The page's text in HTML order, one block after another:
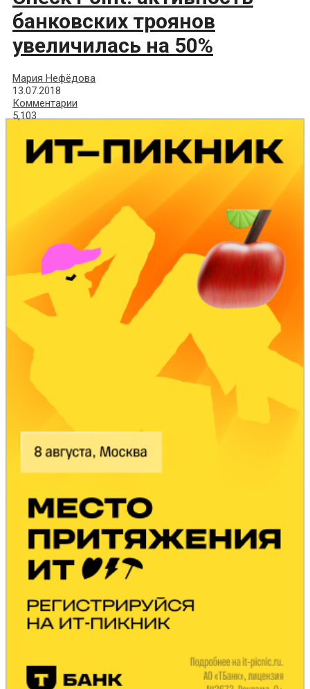
банковских троянов
увеличилась на 50%
Мария Нефёдова
13.07.2018
Комментарии
5,103